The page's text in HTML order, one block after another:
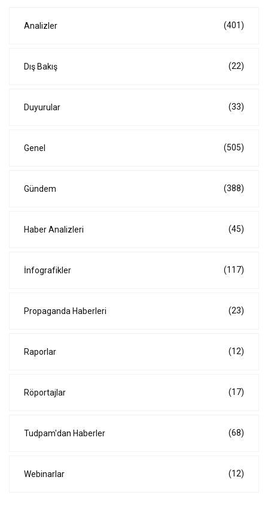
Analizler (401)
Dış Bakış (22)
Duyurular (33)
Genel (505)
Gündem (388)
Haber Analizleri (45)
İnfografikler (117)
Propaganda Haberleri (23)
Raporlar (12)
Röportajlar (17)
Tudpam'dan Haberler (68)
Webinarlar (12)